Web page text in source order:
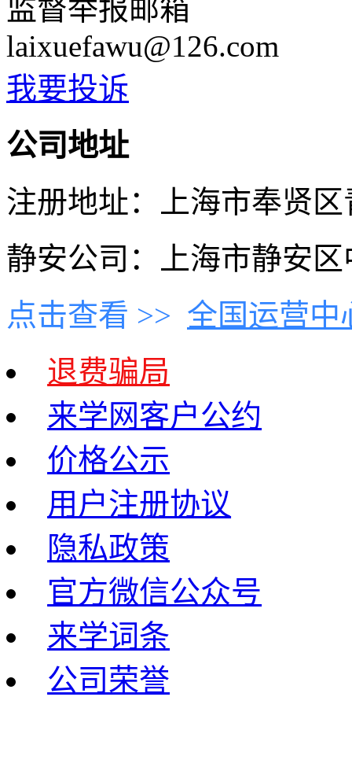
监督举报邮箱
laixuefawu@126.com
我要投诉
公司地址
注册地址：上海市奉贤
静安公司：上海市静安
点击查看 >> 全国运营中
退费骗局
来学网客户公约
价格公示
用户注册协议
隐私政策
官方微信公众号
来学词条
公司荣誉